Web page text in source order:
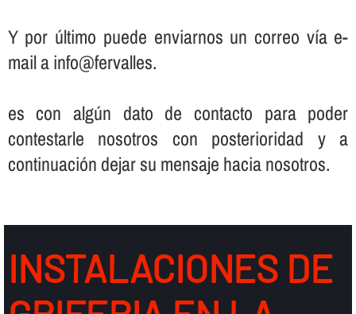
Y por último puede enviarnos un correo ví­a e-
mail a info@fervalles.
es con algún dato de contacto para poder
contestarle nosotros con posterioridad y a
continuación dejar su mensaje hacia nosotros.
INSTALACIONES DE